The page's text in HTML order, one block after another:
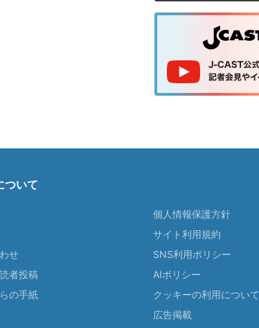
ついて
せ
者投稿
の手紙
個人情報保護方針
サイト利用規約
SNS利用ポリシー
AIポリシー
クッキーの利用について
広告掲載